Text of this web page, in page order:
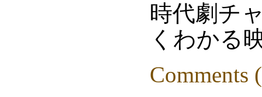
時代劇チ
くわかる
Comments